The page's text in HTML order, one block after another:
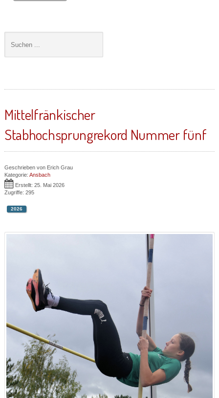
Mittelfränkischer
Stabhochsprungrekord Nummer fünf
Geschrieben von Erich Grau
Kategorie: Ansbach
Erstellt: 25. Mai 2026
Zugriffe: 295
2026